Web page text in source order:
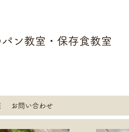
ン教室・保存食教室
お問い合わせ